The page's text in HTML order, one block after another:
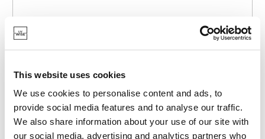
This website uses cookies
We use cookies to personalise content and ads, to
provide social media features and to analyse our traffic.
We also share information about your use of our site with
our social media, advertising and analytics partners who
RAY-2030-304
CANE VOEDER- EN DRINKBAK VOOR HONDEN BEIGE
Ø21CM
€ 33,45